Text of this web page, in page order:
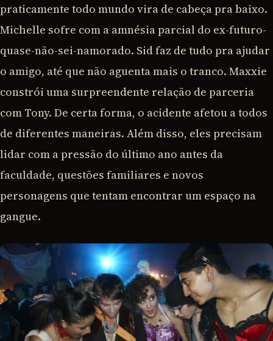
praticamente todo mundo vira de cabeça pra baixo.
Michelle sofre com a amnésia parcial do ex-futuro-
quase-não-sei-namorado. Sid faz de tudo pra ajudar
o amigo, até que não aguenta mais o tranco. Maxxie
constrói uma surpreendente relação de parceria
com Tony. De certa forma, o acidente afetou a todos
de diferentes maneiras. Além disso, eles precisam
lidar com a pressão do último ano antes da
faculdade, questões familiares e novos
personagens que tentam encontrar um espaço na
gangue.